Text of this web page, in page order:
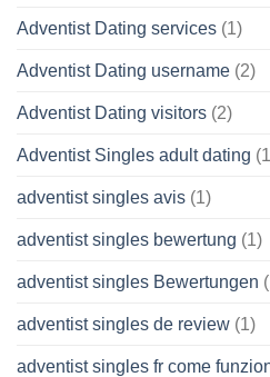
Adventist Dating services (1)
Adventist Dating username (2)
Adventist Dating visitors (2)
Adventist Singles adult dating
adventist singles avis (1)
adventist singles bewertung (1)
adventist singles Bewertungen
adventist singles de review (1)
adventist singles fr come